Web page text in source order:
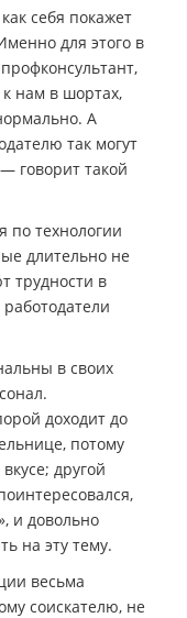
себя покажет
для этого в
нам в шортах,
А
так могут
говорит такой
технологии
длительно не
трудности в
в своих
доходит до
потому
другой
и довольно
на эту тему.
весьма
соискателю, не